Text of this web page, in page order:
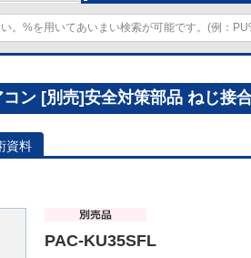
コン [別売]安全対策部品 ねじ接
資料
PAC-KU35SFL